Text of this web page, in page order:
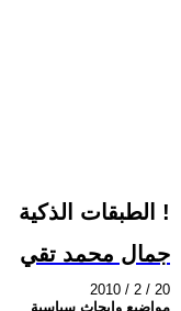
الطبقات الذكية !
جمال محمد تقي
2010 / 2 / 20
مواضيع وابحاث سياسية